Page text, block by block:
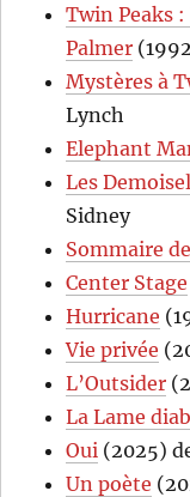
Twin Peaks
Palmer
Mystères à
Lynch
Elephant
Les
Sidney
Sommaire
Center Stage
Hurricane
Vie privée
L’Outsider
La Lame
Oui (2025)
Un poète